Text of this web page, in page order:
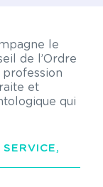
le
de l’Ordre
profession
et
qui